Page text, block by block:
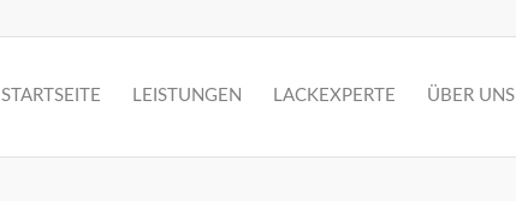
STARTSEITE LEISTUNGEN LACKEXPERTE ÜBER UNS